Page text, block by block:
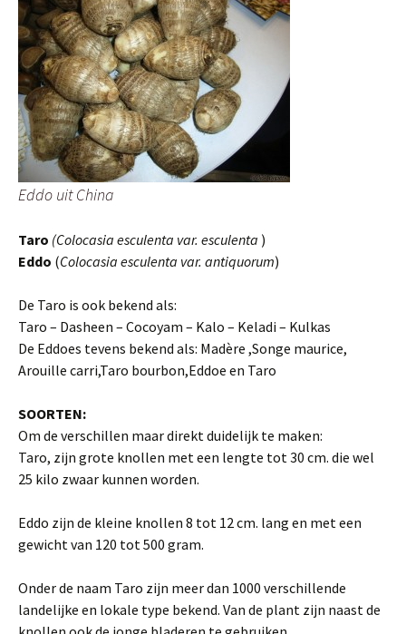
Eddo uit China
Taro (Colocasia esculenta var. esculenta )
Eddo (Colocasia esculenta var. antiquorum)
De Taro is ook bekend als:
Taro – Dasheen – Cocoyam – Kalo – Keladi – Kulkas
De Eddoes tevens bekend als: Madère ,Songe maurice,
Arouille carri,Taro bourbon,Eddoe en Taro
SOORTEN:
Om de verschillen maar direkt duidelijk te maken:
Taro, zijn grote knollen met een lengte tot 30 cm. die wel
25 kilo zwaar kunnen worden.
Eddo zijn de kleine knollen 8 tot 12 cm. lang en met een
gewicht van 120 tot 500 gram.
Onder de naam Taro zijn meer dan 1000 verschillende
landelijke en lokale type bekend. Van de plant zijn naast de